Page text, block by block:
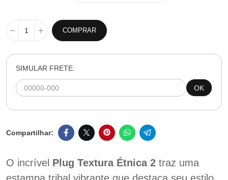
COMPRAR
SIMULAR FRETE:
OK
O incrível Plug Textura Étnica 2 traz uma